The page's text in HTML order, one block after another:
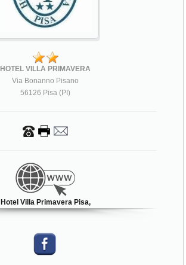
HOTEL VILLA PRIMAVERA
Via Bonanno Pisano
56126 Pisa (PI)
Hotel Villa Primavera Pisa,